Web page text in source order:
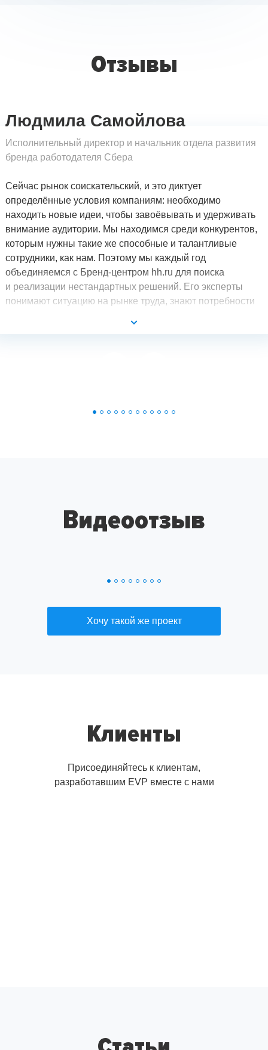
Отзывы
Людмила Самойлова
Исполнительный директор и начальник отдела развития
бренда работодателя Сбера
Сейчас рынок соискательский, и это диктует
определённые условия компаниям: необходимо
находить новые идеи, чтобы завоёвывать и удерживать
внимание аудитории. Мы находимся среди конкурентов,
которым нужны такие же способные и талантливые
сотрудники, как нам. Поэтому мы каждый год
объединяемся с Бренд-центром hh.ru для поиска
и реализации нестандартных решений. Его эксперты
понимают ситуацию на рынке труда, знают потребности
Видеоотзыв
Хочу такой же проект
Клиенты
Присоединяйтесь к клиентам,
разработавшим EVP вместе с нами